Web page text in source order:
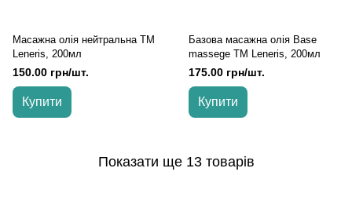
Масажна олія нейтральна TM
Leneris, 200мл
150.00 грн/шт.
Купити
Базова масажна олія Base
massege TM Leneris, 200мл
175.00 грн/шт.
Купити
Показати ще 13 товарів